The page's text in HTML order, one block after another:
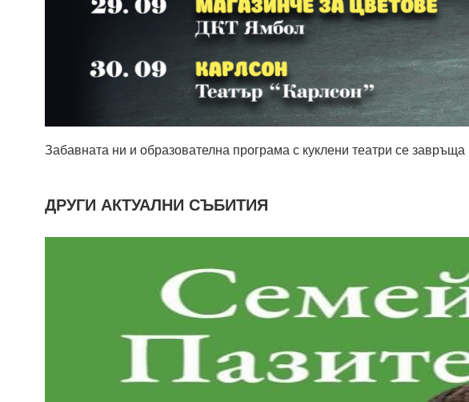
Забавната ни и образователна програма с куклени театри се
ДРУГИ АКТУАЛНИ СЪБИТИЯ